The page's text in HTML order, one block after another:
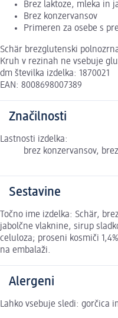
Brez laktoze, mleka in
Brez konzervansov
Primeren za osebe s
Schär brezglutenski
Kruh v rezinah ne vsebuje
dm številka izdelka: 1870021
EAN: 8008698007389
Značilnosti
Lastnosti izdelka:
brez konzervansov,
Sestavine
Točno ime izdelka: Schär,
jabolčne vlaknine, sirup
celuloza; proseni kosmiči
na embalaži.
Alergeni
Lahko vsebuje sledi: gorčica